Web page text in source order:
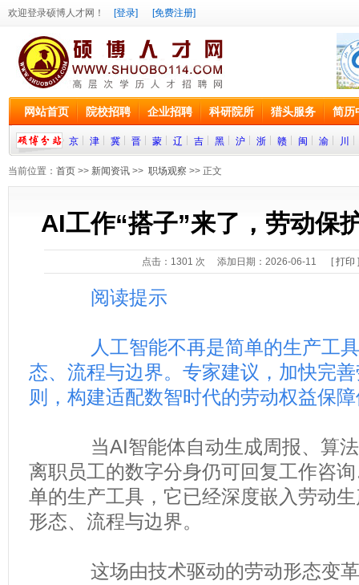
欢迎登录硕博人才网！ [登录] [免费注册]
网站首页 院校招聘 企业招聘 科研院所 猎头服务 简历
京 津 冀 晋 蒙 辽 吉 黑 沪 浙 赣 闽 渝 川
当前位置： 首页 >> 新闻资讯 >> 职场观察 >> 正文
AI工作“搭子”来了，劳动保
点击： 1301 次 添加日期：2026-06-11 [打印
阅读提示
人工智能不再是简单的生产工具
态、流程与边界。专家建议，加快完
则，构建适配数智时代的劳动权益保
当AI智能体自动生成周报、算法
离职员工的数字分身仍可回复工作咨
单的生产工具，它已经深度嵌入劳动
形态、流程与边界。
这场由技术驱动的劳动形态变革